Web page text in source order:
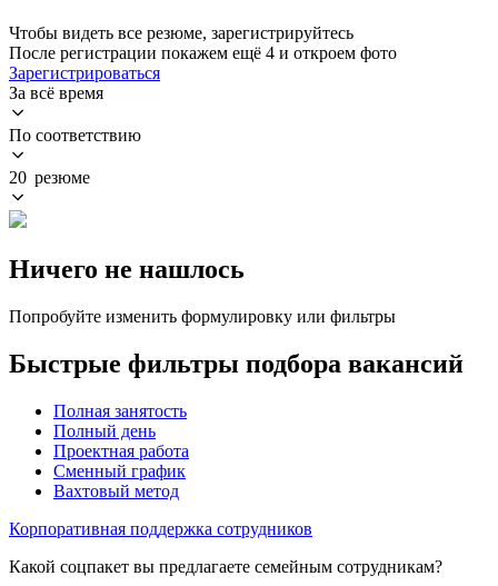
Чтобы видеть все резюме, зарегистрируйтесь
После регистрации покажем ещё 4 и откроем фото
Зарегистрироваться
За всё время
По соответствию
20 резюме
Ничего не нашлось
Попробуйте изменить формулировку или фильтры
Быстрые фильтры подбора вакансий
Полная занятость
Полный день
Проектная работа
Сменный график
Вахтовый метод
Корпоративная поддержка сотрудников
Какой соцпакет вы предлагаете семейным сотрудникам?